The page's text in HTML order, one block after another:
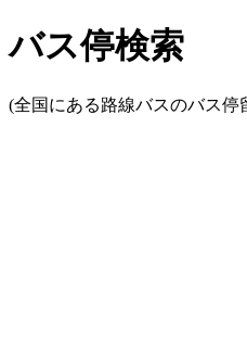
バス停検索
(全国にある路線バスのバス